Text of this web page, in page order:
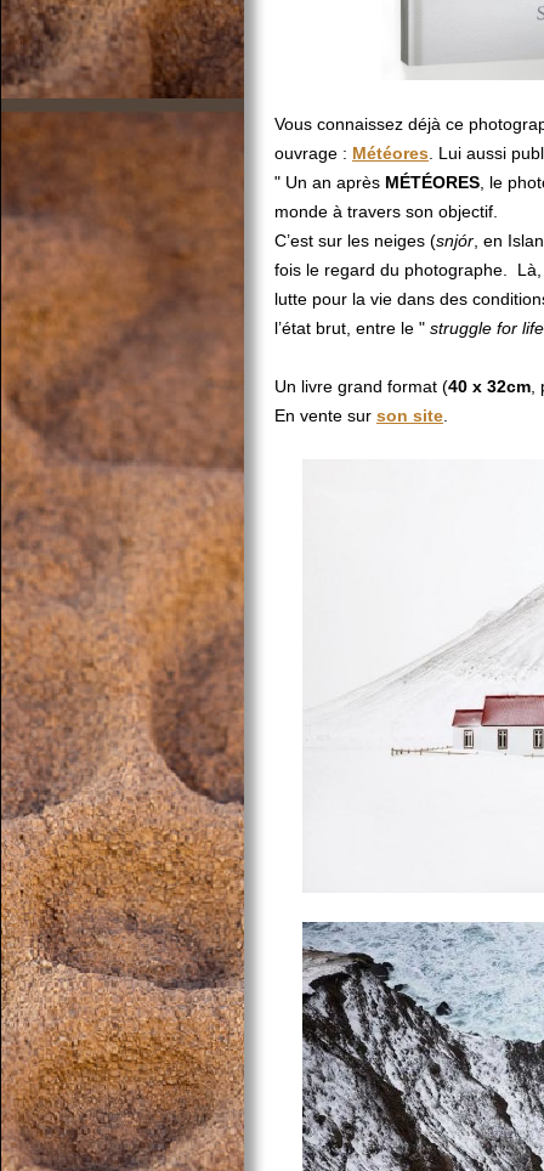
Vous connaissez déjà ce
ouvrage : Météores . Lui aussi
" Un an après MÉTÉORES , le
monde à travers son objectif.
C’est sur les neiges (snjór , en
fois le regard du photographe. Là,
lutte pour la vie dans des
l’état brut, entre le " struggle for life
Un livre grand format (40 x 32cm
En vente sur son site